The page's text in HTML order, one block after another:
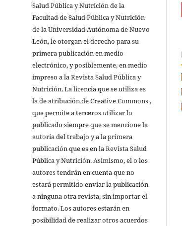
Salud Pública y Nutrición de la
Facultad de Salud Pública y Nutrición
de la Universidad Autónoma de Nuevo
León, le otorgan el derecho para su
primera publicación en medio
electrónico, y posiblemente, en medio
impreso a la Revista Salud Pública y
Nutrición. La licencia que se utiliza es
la de atribución de Creative Commons ,
que permite a terceros utilizar lo
publicado siempre que se mencione la
autoría del trabajo y a la primera
publicación que es en la Revista Salud
Pública y Nutrición. Asimismo, el o los
autores tendrán en cuenta que no
estará permitido enviar la publicación
a ninguna otra revista, sin importar el
formato. Los autores estarán en
posibilidad de realizar otros acuerdos